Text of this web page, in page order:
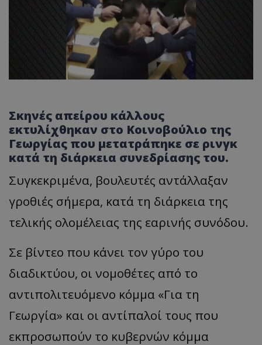
Σκηνές απείρου κάλλους
εκτυλίχθηκαν στο Κοινοβούλιο της
Γεωργίας που μετατράπηκε σε ρινγκ
κατά τη διάρκεια συνεδρίασης του.
Συγκεκριμένα, βουλευτές αντάλλαξαν
γροθιές σήμερα, κατά τη διάρκεια της
τελικής ολομέλειας της εαρινής συνόδου.
Σε βίντεο που κάνει τον γύρο του
διαδικτύου, οι νομοθέτες από το
αντιπολιτευόμενο κόμμα «Για τη
Γεωργία» και οι αντίπαλοί τους που
εκπροσωπούν το κυβερνών κόμμα